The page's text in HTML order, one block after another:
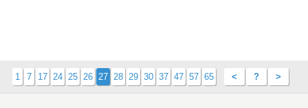
1 7 17 24 25 26 27 28 29 30 37 47 57 65 < ? >